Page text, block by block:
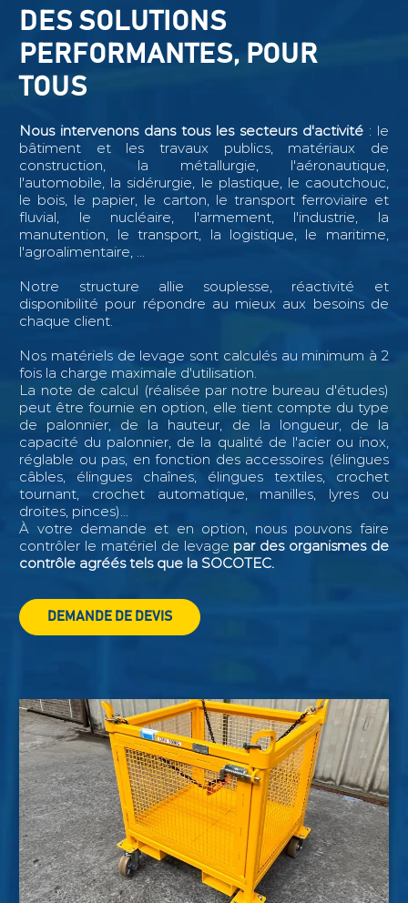
DES SOLUTIONS
PERFORMANTES, POUR
TOUS
Nous intervenons dans tous les secteurs d'activité: le
bâtiment et les travaux publics, matériaux de
construction, la métallurgie, l'aéronautique,
l'automobile, la sidérurgie, le plastique, le caoutchouc,
le bois, le papier, le carton, le transport ferroviaire et
fluvial, le nucléaire, l'armement, l'industrie, la
manutention, le transport, la logistique, le maritime,
l'agroalimentaire, ...
Notre structure allie souplesse, réactivité et
disponibilité pour répondre au mieux aux besoins de
chaque client.
Nos matériels de levage sont calculés au minimum à 2
fois la charge maximale d'utilisation.
La note de calcul (réalisée par notre bureau d'études)
peut être fournie en option, elle tient compte du type
de palonnier, de la hauteur, de la longueur, de la
capacité du palonnier, de la qualité de l'acier ou inox,
réglable ou pas, en fonction des accessoires (élingues
câbles, élingues chaînes, élingues textiles, crochet
tournant, crochet automatique, manilles, lyres ou
droites, pinces)...
À votre demande et en option, nous pouvons faire
contrôler le matériel de levage par des organismes de
contrôle agréés tels que la SOCOTEC.
DEMANDE DE DEVIS